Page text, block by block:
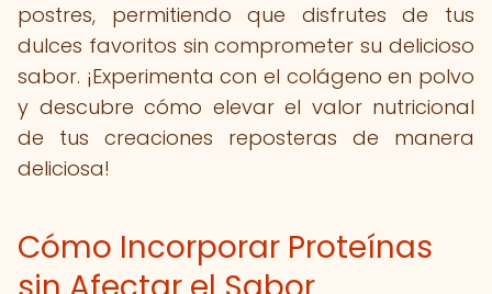
postres, permitiendo que disfrutes de tus
dulces favoritos sin comprometer su delicioso
sabor. ¡Experimenta con el colágeno en polvo
y descubre cómo elevar el valor nutricional
de tus creaciones reposteras de manera
deliciosa!
Cómo Incorporar Proteínas